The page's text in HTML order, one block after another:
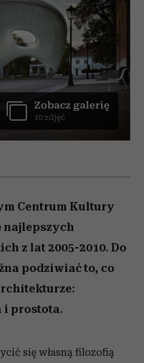
Zobacz galerię
10 zdjęć
Centrum Kultury
najlepszych
z lat 2005-2010. Do
podziwiać to, co
prostota.
się własną filozofią